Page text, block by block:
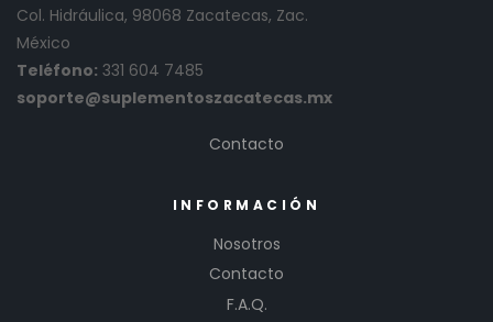
Col. Hidráulica, 98068 Zacatecas, Zac.
México
Teléfono: 331 604 7485
soporte@suplementoszacatecas.mx
Contacto
INFORMACIÓN
Nosotros
Contacto
F.A.Q.